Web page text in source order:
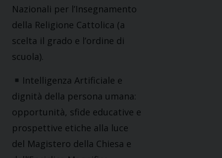
Nazionali per l’Insegnamento
della Religione Cattolica (a
scelta il grado e l’ordine di
scuola).
Intelligenza Artificiale e
dignità della persona umana:
opportunità, sfide educative e
prospettive etiche alla luce
del Magistero della Chiesa e